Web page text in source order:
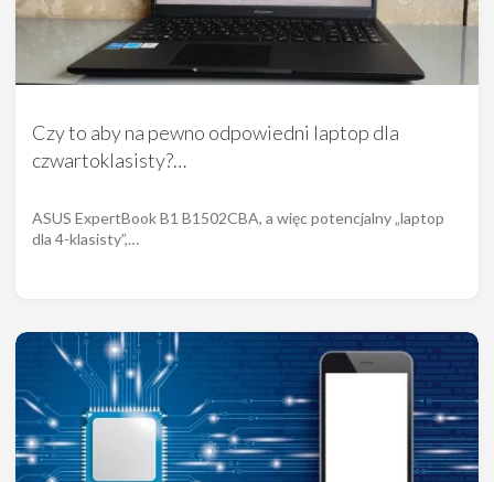
Czy to aby na pewno odpowiedni laptop dla
czwartoklasisty?…
ASUS ExpertBook B1 B1502CBA, a więc potencjalny „laptop
dla 4-klasisty”,…